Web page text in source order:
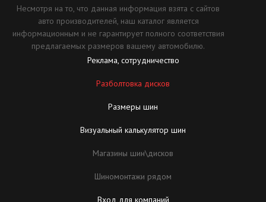
Несмотря на то, что данная информация взята с сайтов
авто производителей, наш каталог является
информационным и не гарантирует полного соответствия
предлагаемых размеров вашему автомобилю.
Реклама, сотрудничество
Разболтовка дисков
Размеры шин
Визуальный калькулятор шин
Магазины шин\дисков
Шиномонтажи рядом
Вход для компаний